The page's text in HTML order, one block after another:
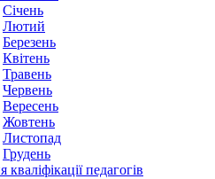
Січень
Лютий
Березень
Квітень
Травень
Червень
Вересень
Жовтень
Листопад
Грудень
педагогів